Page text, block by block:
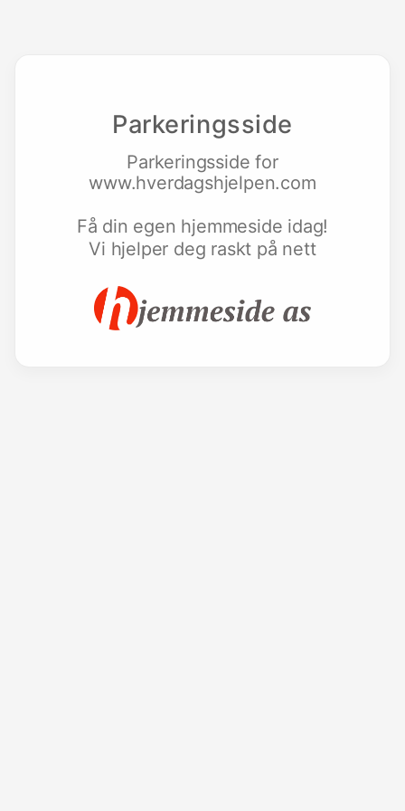
Parkeringsside
Parkeringsside for
www.hverdagshjelpen.com
Få din egen hjemmeside idag!
Vi hjelper deg raskt på nett